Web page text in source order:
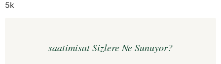
5k
saatimisat Sizlere Ne Sunuyor?